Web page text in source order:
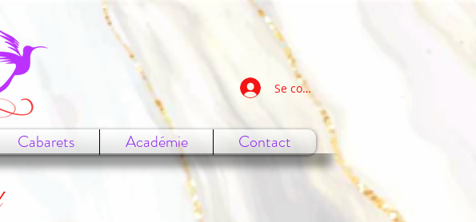
Se connecter
Cabarets Académie Contact